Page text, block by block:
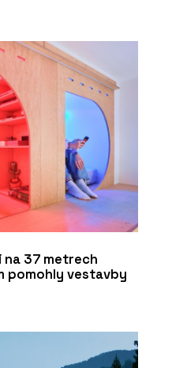
37 metrech
pomohly vestavby